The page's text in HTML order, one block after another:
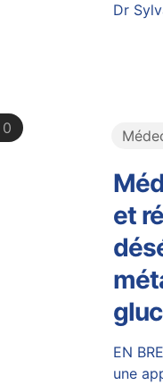
Dr
0
et
EN
une